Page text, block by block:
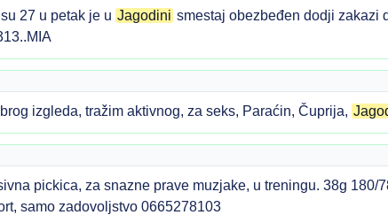
27 u petak je u Jagodini smestaj obezbeđen dodji zakazi
izgleda, tražim aktivnog, za seks, Paraćin, Čuprija,
pickica, za snazne prave muzjake, u treningu. 38g 180/
samo zadovoljstvo 0665278103